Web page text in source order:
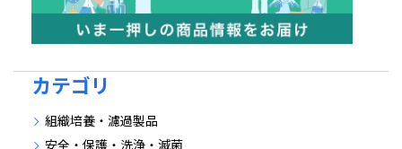
カテゴリ
組織培養・濾過製品
安全・保護・洗浄・滅菌